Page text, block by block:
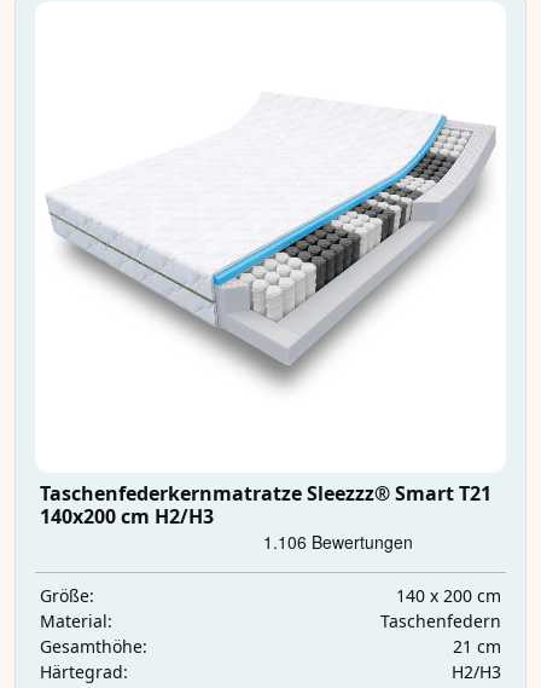
Taschenfederkernmatratze Sleezzz® Smart T21
140x200 cm H2/H3
Größe:
140 x 200 cm
Material:
Taschenfedern
Gesamthöhe:
21 cm
Härtegrad:
H2/H3